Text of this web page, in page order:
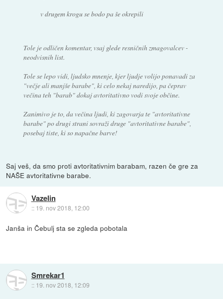
v drugem krogu se bodo pa še okrepili
Tole je odličen komentar, vsaj glede resničnih zmagovalcev -
neodvisnih list.
Tole se lepo vidi, ljudsko mnenje, kjer ljudje volijo ponavadi za
"večje ali manjše barabe", ki celo nekaj naredijo, pa čeprav
večina teh "barab" dokaj avtoritativno vodi svoje občine.
Zanimivo je to, da večina ljudi, ki zagovarja te "avtoritativne
barabe" po drugi strani sovraži druge "avtoritativne barabe",
posebaj tiste, ki so napačne barve!
Saj veš, da smo proti avtoritativnim barabam, razen če gre za
NAŠE avtoritativne barabe.
Vazelin
:: 19. nov 2018, 12:00
Janša in Čebulj sta se zgleda pobotala
Smrekar1
:: 19. nov 2018, 12:09